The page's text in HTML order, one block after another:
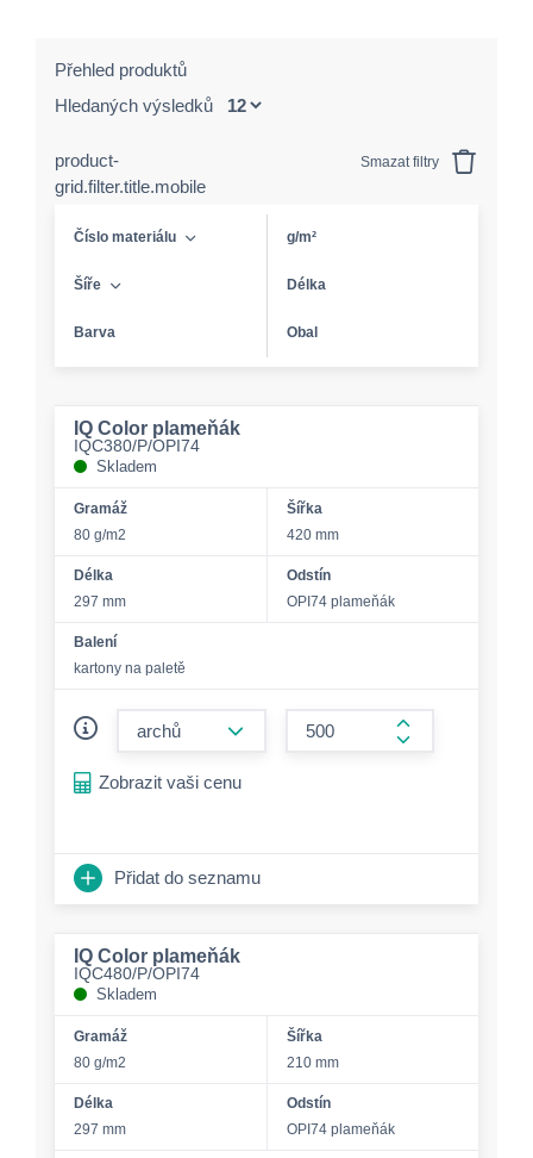
Přehled produktů
Hledaných výsledků
product-
grid.filter.title.mobile
Smazat filtry
Číslo materiálu g/m²
Šíře Délka
Barva Obal
IQ Color plameňák
IQC380/P/OPI74
Skladem
Gramáž
80 g/m2
Šířka
420 mm
Délka
297 mm
Odstín
OPI74 plameňák
Balení
kartony na paletě
form.increase-
Zobrazit vaši cenu
Přidat do seznamu
IQ Color plameňák
IQC480/P/OPI74
Skladem
Gramáž
80 g/m2
Šířka
210 mm
Délka
297 mm
Odstín
OPI74 plameňák